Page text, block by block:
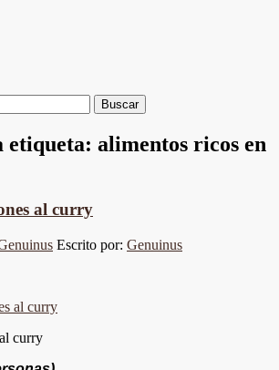
etiqueta: alimentos ricos en
al curry
Escrito por: Genuinus
curry